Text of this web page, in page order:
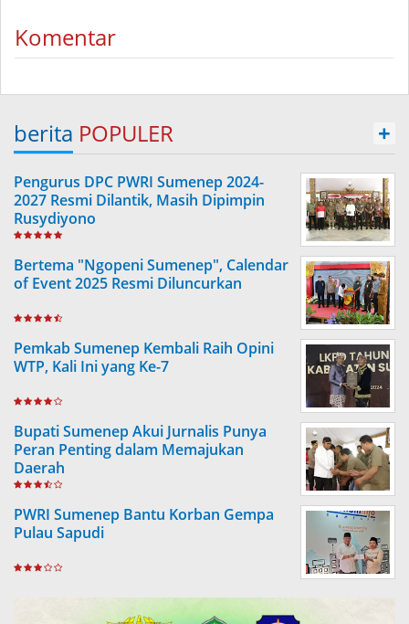
Komentar
berita POPULER +
Pengurus DPC PWRI Sumenep 2024-
2027 Resmi Dilantik, Masih Dipimpin
Rusydiyono
Bertema "Ngopeni Sumenep", Calendar
of Event 2025 Resmi Diluncurkan
Pemkab Sumenep Kembali Raih Opini
WTP, Kali Ini yang Ke-7
Bupati Sumenep Akui Jurnalis Punya
Peran Penting dalam Memajukan
Daerah
PWRI Sumenep Bantu Korban Gempa
Pulau Sapudi